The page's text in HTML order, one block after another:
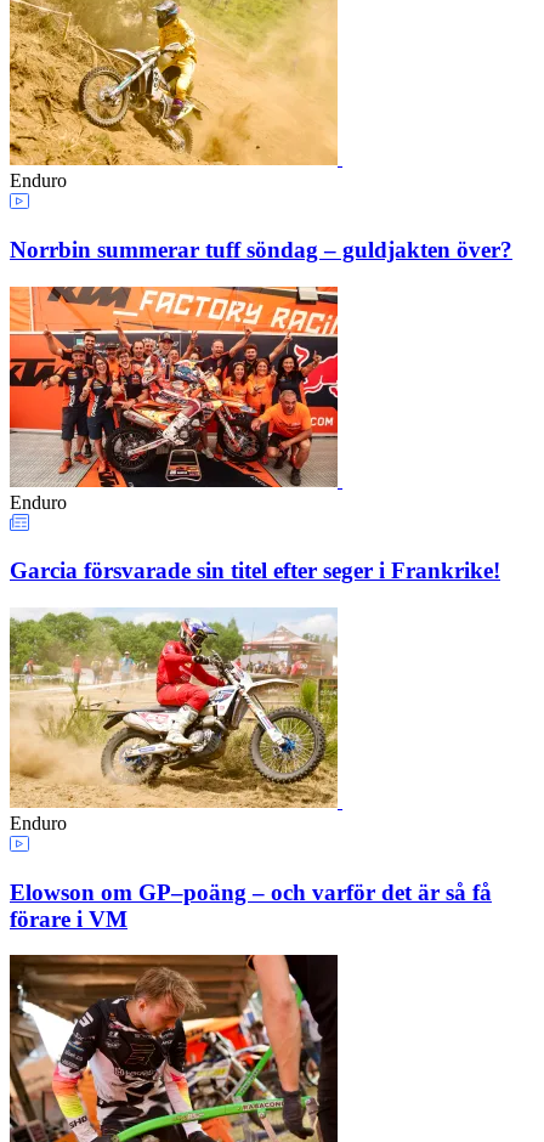
Enduro
Norrbin summerar tuff söndag – guldjakten över?
Enduro
Garcia försvarade sin titel efter seger i Frankrike!
Enduro
Elowson om GP–poäng – och varför det är så få
förare i VM